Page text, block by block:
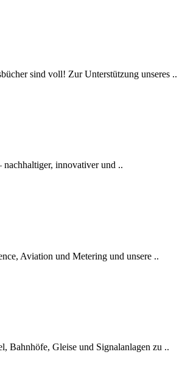
sind voll! Zur Unterstützung unseres ..
nachhaltiger, innovativer und ..
Aviation und Metering und unsere ..
Bahnhöfe, Gleise und Signalanlagen zu ..